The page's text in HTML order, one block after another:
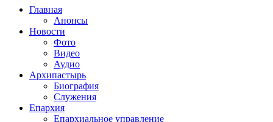
Главная
Анонсы
Новости
Фото
Видео
Аудио
Архипастырь
Биография
Служения
Епархия
Епархиальное управление